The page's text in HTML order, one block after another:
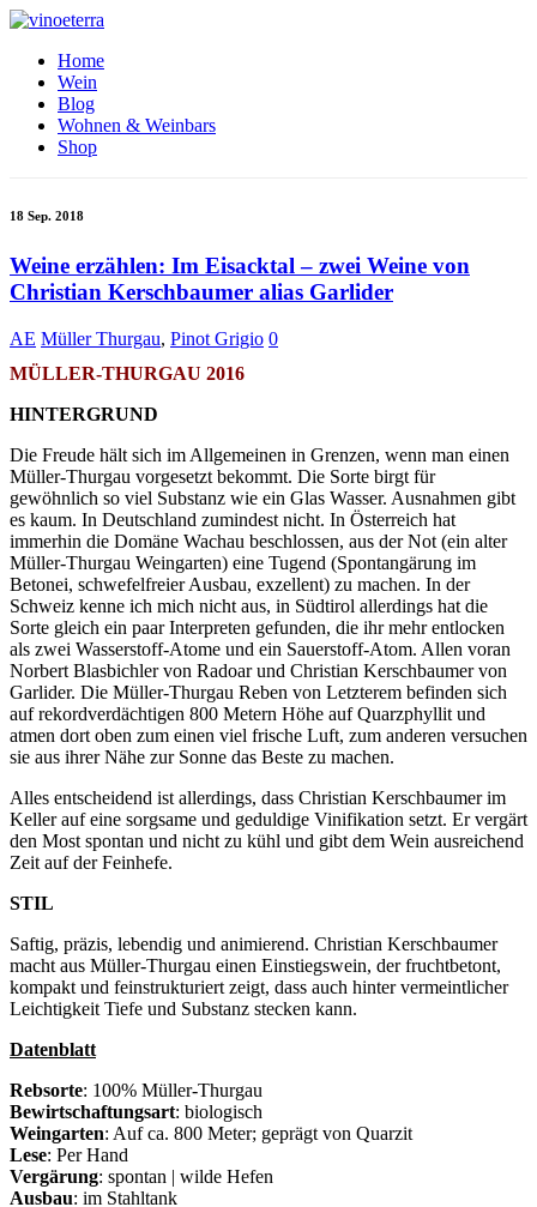
Home
Wein
Blog
Wohnen & Weinbars
Shop
18 Sep. 2018
Weine erzählen: Im Eisacktal – zwei Weine von
Christian Kerschbaumer alias Garlider
AE Müller Thurgau, Pinot Grigio 0
MÜLLER-THURGAU 2016
HINTERGRUND
Die Freude hält sich im Allgemeinen in Grenzen, wenn man einen
Müller-Thurgau vorgesetzt bekommt. Die Sorte birgt für
gewöhnlich so viel Substanz wie ein Glas Wasser. Ausnahmen gibt
es kaum. In Deutschland zumindest nicht. In Österreich hat
immerhin die Domäne Wachau beschlossen, aus der Not (ein alter
Müller-Thurgau Weingarten) eine Tugend (Spontangärung im
Betonei, schwefelfreier Ausbau, exzellent) zu machen. In der
Schweiz kenne ich mich nicht aus, in Südtirol allerdings hat die
Sorte gleich ein paar Interpreten gefunden, die ihr mehr entlocken
als zwei Wasserstoff-Atome und ein Sauerstoff-Atom. Allen voran
Norbert Blasbichler von Radoar und Christian Kerschbaumer von
Garlider. Die Müller-Thurgau Reben von Letzterem befinden sich
auf rekordverdächtigen 800 Metern Höhe auf Quarzphyllit und
atmen dort oben zum einen viel frische Luft, zum anderen versuchen
sie aus ihrer Nähe zur Sonne das Beste zu machen.
Alles entscheidend ist allerdings, dass Christian Kerschbaumer im
Keller auf eine sorgsame und geduldige Vinifikation setzt. Er vergärt
den Most spontan und nicht zu kühl und gibt dem Wein ausreichend
Zeit auf der Feinhefe.
STIL
Saftig, präzis, lebendig und animierend. Christian Kerschbaumer
macht aus Müller-Thurgau einen Einstiegswein, der fruchtbetont,
kompakt und feinstrukturiert zeigt, dass auch hinter vermeintlicher
Leichtigkeit Tiefe und Substanz stecken kann.
Datenblatt
Rebsorte: 100% Müller-Thurgau
Bewirtschaftungsart: biologisch
Weingarten: Auf ca. 800 Meter; geprägt von Quarzit
Lese: Per Hand
Vergärung: spontan | wilde Hefen
Ausbau: im Stahltank